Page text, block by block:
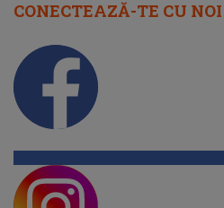
CONECTEAZĂ-TE CU NOI